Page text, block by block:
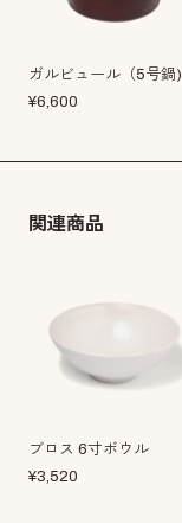
ガルビュール（5号鍋)
¥6,600
関連商品
ブロス 6寸ボウル
¥3,520